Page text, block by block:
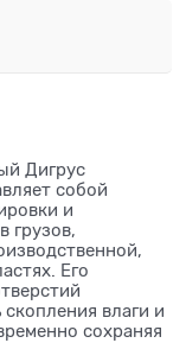
Дигрус
собой
и
грузов,
Его
влаги и
сохраняя